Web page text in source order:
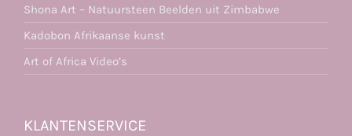
Shona Art – Natuursteen Beelden uit Zimbabwe
Kadobon Afrikaanse kunst
Art of Africa Video’s
KLANTENSERVICE